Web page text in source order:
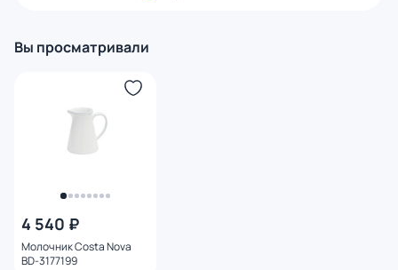
Вы просматривали
4 540 ₽
Молочник Costa Nova
BD-3177199